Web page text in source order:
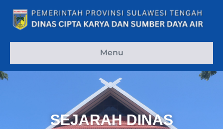
Menu
SEJARAH DINAS